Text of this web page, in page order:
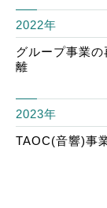
2022年
グループ事業
離
2023年
TAOC(音響)事